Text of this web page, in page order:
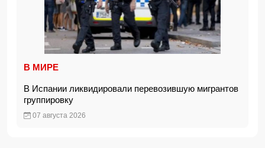
В МИРЕ
В Испании ликвидировали перевозившую мигрантов
группировку
07 августа 2026